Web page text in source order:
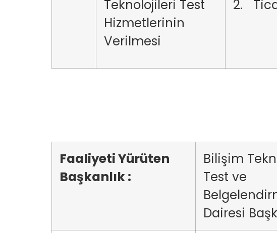
Teknolojileri Test
Hizmetlerinin
Verilmesi
2.
Faaliyeti Yürüten
Başkanlık :
Bilişim
Test ve
Dairesi